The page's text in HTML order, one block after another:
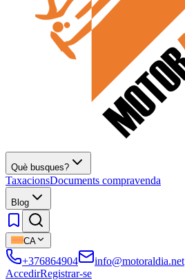
Què busques?
TaxacionsDocuments compravenda
Blog
CA
+376864904
info@motoraldia.net
AccedirRegistrar-se